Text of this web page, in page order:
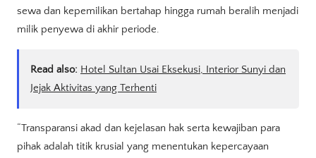
sewa dan kepemilikan bertahap hingga rumah beralih menjadi
milik penyewa di akhir periode.
Read also: Hotel Sultan Usai Eksekusi, Interior Sunyi dan
Jejak Aktivitas yang Terhenti
“Transparansi akad dan kejelasan hak serta kewajiban para
pihak adalah titik krusial yang menentukan kepercayaan